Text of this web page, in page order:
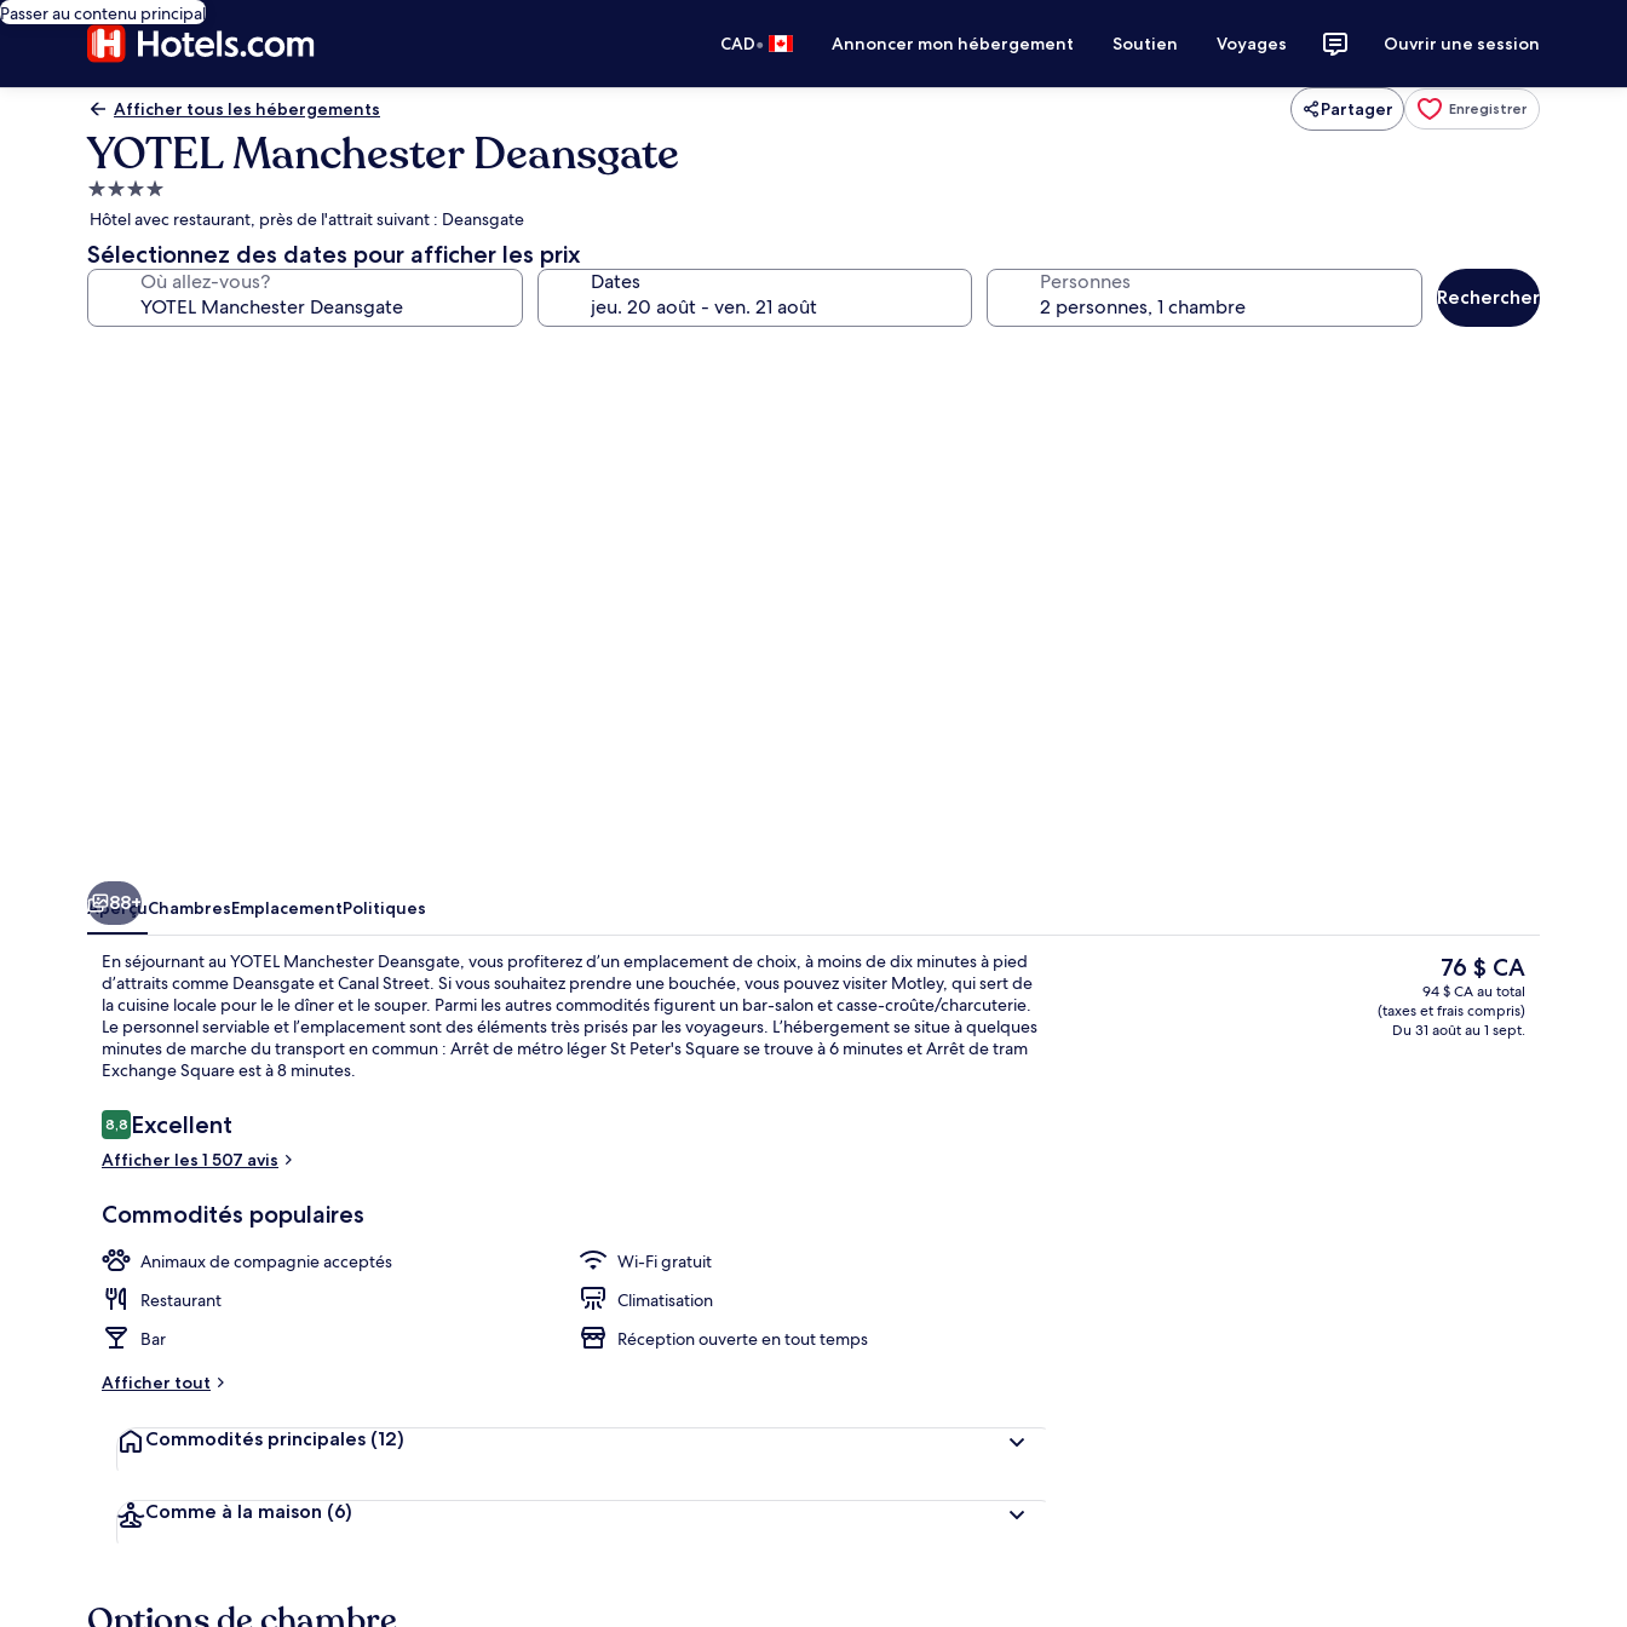
Passer au contenu principal
CAD• Annoncer mon hébergement Soutien Voyages Ouvrir une session
Afficher tous les hébergements Partager Enregistrer
YOTEL Manchester Deansgate
Hébergement
4.0 étoiles
Hôtel avec restaurant, près de l'attrait suivant : Deansgate
Sélectionnez des dates pour afficher les prix
Où allez-vous? Dates Personnes
Rechercher
Dîner et souper servis sur place Dîner et souper servis sur place
88+
AperçuChambresEmplacementPolitiques
En séjournant au YOTEL Manchester Deansgate, vous profiterez d’un emplacement de choix, à moins de dix minutes à pied
d’attraits comme Deansgate et Canal Street. Si vous souhaitez prendre une bouchée, vous pouvez visiter Motley, qui sert de
la cuisine locale pour le le dîner et le souper. Parmi les autres commodités figurent un bar-salon et casse-croûte/charcuterie.
Le personnel serviable et l’emplacement sont des éléments très prisés par les voyageurs. L’hébergement se situe à quelques
minutes de marche du transport en commun : Arrêt de métro léger St Peter's Square se trouve à 6 minutes et Arrêt de tram
Exchange Square est à 8 minutes.
Avis
8,88,8 sur 10 –
Excellent
Afficher les 1 507 avis
Commodités populaires
Animaux de compagnie acceptés
Wi-Fi gratuit
Restaurant
Climatisation
Bar
Réception ouverte en tout temps
Afficher tout
Commodités principales (12)
Comme à la maison (6)
Le
prix
actuel
est
76 $ CA
94 $ CA au total
(taxes et frais compris)
Du 31 août au 1 sept.